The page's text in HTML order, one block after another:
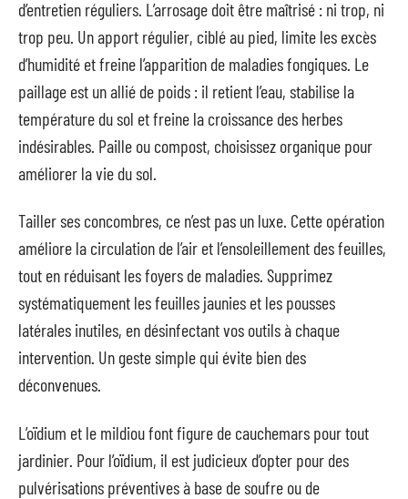
d’entretien réguliers. L’arrosage doit être maîtrisé : ni trop, ni
trop peu. Un apport régulier, ciblé au pied, limite les excès
d’humidité et freine l’apparition de maladies fongiques. Le
paillage est un allié de poids : il retient l’eau, stabilise la
température du sol et freine la croissance des herbes
indésirables. Paille ou compost, choisissez organique pour
améliorer la vie du sol.
Tailler ses concombres, ce n’est pas un luxe. Cette opération
améliore la circulation de l’air et l’ensoleillement des feuilles,
tout en réduisant les foyers de maladies. Supprimez
systématiquement les feuilles jaunies et les pousses
latérales inutiles, en désinfectant vos outils à chaque
intervention. Un geste simple qui évite bien des
déconvenues.
L’oïdium et le mildiou font figure de cauchemars pour tout
jardinier. Pour l’oïdium, il est judicieux d’opter pour des
pulvérisations préventives à base de soufre ou de